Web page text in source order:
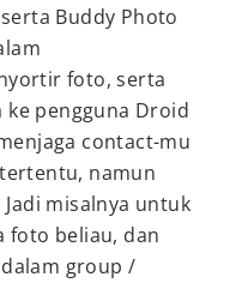
Buddy Photo
foto, serta
ke pengguna Droid
contact-mu
namun
misalnya untuk
foto beliau, dan
group /